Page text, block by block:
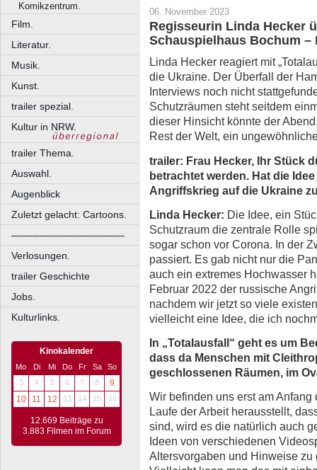
Komikzentrum.
Film.
Literatur.
Musik.
Kunst.
trailer spezial.
Kultur in NRW.
trailer Thema.
Auswahl.
Augenblick
Zuletzt gelacht: Cartoons.
––––––––––––––––––––
Verlosungen.
trailer Geschichte
Jobs.
Kulturlinks.
Kinokalender
Mo Di Mi Do Fr Sa
So
3
4 5 6 7 8
9
10
11 12 13 14 15 16
12.669 Beiträge zu
3.883 Filmen im Forum
06. November 2023
Regisseurin Linda Hecker
Schauspielhaus Bochum –
Linda Hecker reagiert mit
die Ukraine. Der Überfall der
Interviews noch nicht
Schutzräumen steht seitdem
dieser Hinsicht könnte der
Rest der Welt, ein
trailer: Frau Hecker, Ihr Stück
betrachtet werden. Hat die
Angriffskrieg auf die Ukraine
Linda Hecker: Die Idee, ein
Schutzraum die zentrale Rolle
sogar schon vor Corona. In der
passiert. Es gab nicht nur die
auch ein extremes Hochwasser
Februar 2022 der russische
nachdem wir jetzt so viele
vielleicht eine Idee, die ich
In „Totalausfall“ geht es um
dass da Menschen mit
geschlossenen Räumen, im
Wir befinden uns erst am
Laufe der Arbeit herausstellt,
sind, wird es die natürlich auch
Ideen von verschiedenen
Altersvorgaben und Hinweise